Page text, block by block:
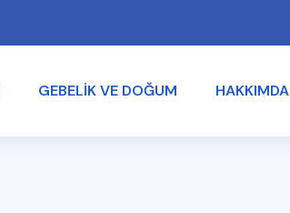
GEBELIK VE DOĞUM HAKKIMDA